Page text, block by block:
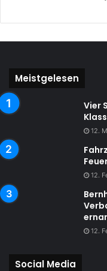
Meistgelesen
Vier
12.
12.
12.
Social Media